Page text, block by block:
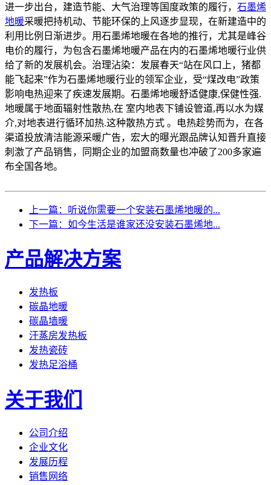
进一步出台，建造节能、大气治理等国度政策的履行， 石墨烯
地暖采暖把持机动、节能环保的上风逐步显现，在新建造中的
利用比例日渐进步。用石墨烯地暖在各地的推行，尤其是峰谷
电价的履行，为包含石墨烯地暖产品在内的石墨烯地暖行业供
给了新的发展机会。治理沾染：发展春天“站在风口上，猪都
能飞起来”作为石墨烯地暖行业的领军企业，受“煤改电”政策
影响电热迎来了疾速发展期。石墨烯地暖舒适健康,保健性强.
地暖属于地面辐射性散热,在 室内地表下铺设管道,再以水为媒
介,对地表进行循环加热.这种散热方式 。电热趁势而为，在各
渠道投放清洁能源采暖广告，宏大的曝光跟品牌认知晋升直接
刺激了产品销售，同期企业的加盟商数量也冲破了200多家遍
布全国各地。
上一篇：听说你需要一个安装石墨烯地暖的...
下一篇：如今生活是谁家还没安装石墨烯地...
产品解决方案
发热板
碳晶地暖
碳晶墙暖
汗蒸房发热板
发热瓷砖
发热足浴桶
关于我们
公司介绍
企业文化
发展历程
销售网络